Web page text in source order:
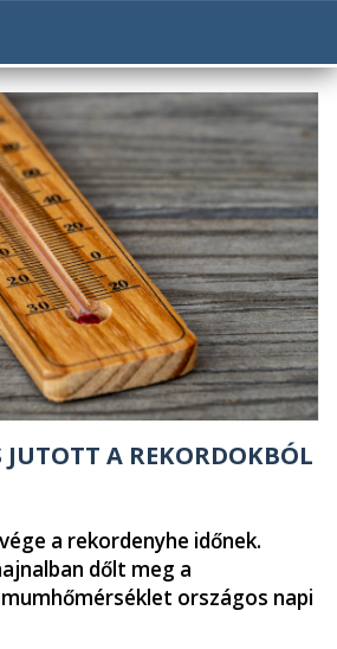
A REKORDOKBÓL
a rekordenyhe időnek.
dőlt meg a
országos napi